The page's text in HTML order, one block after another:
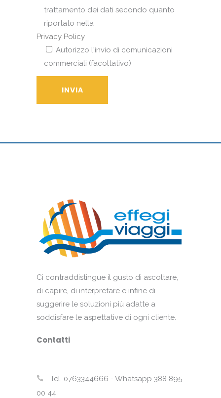
trattamento dei dati secondo quanto
riportato nella
Privacy Policy
Autorizzo l'invio di comunicazioni
commerciali (facoltativo)
Ci contraddistingue il gusto di ascoltare,
di capire, di interpretare e infine di
suggerire le soluzioni più adatte a
soddisfare le aspettative di ogni cliente.
Contatti
Tel. 0763344666 - Whatsapp 388 895
00 44